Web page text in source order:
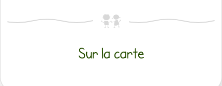
Sur la carte